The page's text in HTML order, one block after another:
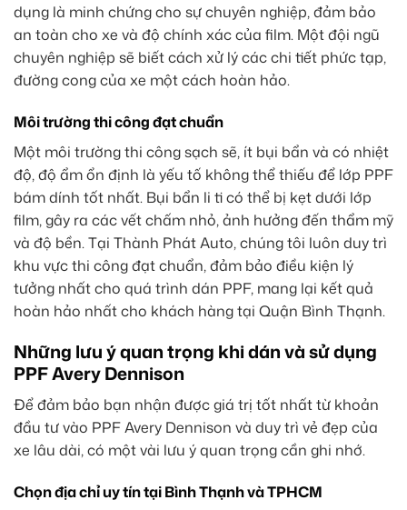
dụng là minh chứng cho sự chuyên nghiệp, đảm bảo
an toàn cho xe và độ chính xác của film. Một đội ngũ
chuyên nghiệp sẽ biết cách xử lý các chi tiết phức tạp,
đường cong của xe một cách hoàn hảo.
Môi trường thi công đạt chuẩn
Một môi trường thi công sạch sẽ, ít bụi bẩn và có nhiệt
độ, độ ẩm ổn định là yếu tố không thể thiếu để lớp PPF
bám dính tốt nhất. Bụi bẩn li ti có thể bị kẹt dưới lớp
film, gây ra các vết chấm nhỏ, ảnh hưởng đến thẩm mỹ
và độ bền. Tại Thành Phát Auto, chúng tôi luôn duy trì
khu vực thi công đạt chuẩn, đảm bảo điều kiện lý
tưởng nhất cho quá trình dán PPF, mang lại kết quả
hoàn hảo nhất cho khách hàng tại Quận Bình Thạnh.
Những lưu ý quan trọng khi dán và sử dụng
PPF Avery Dennison
Để đảm bảo bạn nhận được giá trị tốt nhất từ khoản
đầu tư vào PPF Avery Dennison và duy trì vẻ đẹp của
xe lâu dài, có một vài lưu ý quan trọng cần ghi nhớ.
Chọn địa chỉ uy tín tại Bình Thạnh và TPHCM